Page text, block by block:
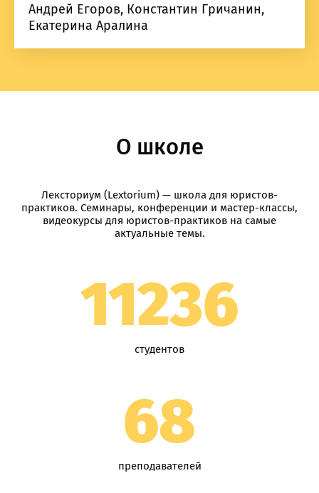
Андрей Егоров, Константин Гричанин,
Екатерина Аралина
О школе
Лексториум (Lextorium) — школа для юристов-
практиков. Семинары, конференции и мастер-классы,
видеокурсы для юристов-практиков на самые
актуальные темы.
11236
студентов
68
преподавателей